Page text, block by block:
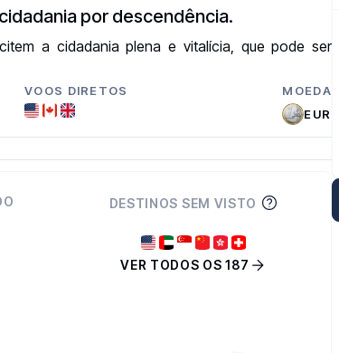
por descendência.
a cidadania plena e vitalícia, que pode ser
VOOS DIRETOS
MOEDA
EUR
DESTINOS SEM VISTO
VER TODOS OS 187